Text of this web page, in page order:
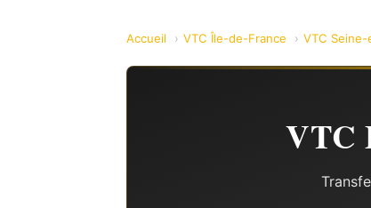
Accueil VTC Île-de-France VTC
VTC